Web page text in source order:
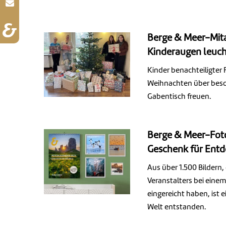
Berge & Meer-
Kinderaugen
Kinder benachteiligter
Weihnachten über
Gabentisch freuen.
Berge & Meer-
Geschenk für
Aus über 1.500
Veranstalters bei
eingereicht haben, ist
Welt entstanden.